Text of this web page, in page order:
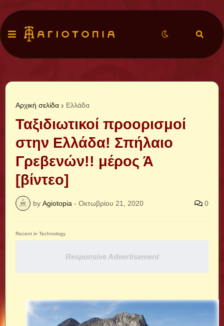
Αρχική σελίδα Ελλάδα
Ταξιδιωτικοί προορισμοί
στην Ελλάδα! Σπήλαιο
Γρεβενών!! μέρος Ά
[βίντεο]
by Agiotopia - Οκτωβρίου 21, 2020 0
Recent in Technology
Responsive Advertisement